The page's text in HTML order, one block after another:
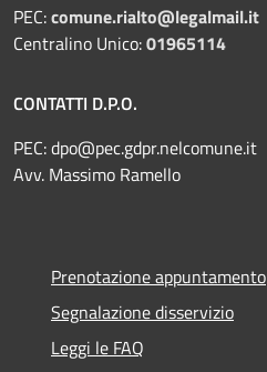
PEC:comune.rialto@legalmail.it
Centralino Unico:01965114
CONTATTI D.P.O.
PEC:dpo@pec.gdpr.nelcomune.it
Avv. Massimo Ramello
Prenotazione appuntamento
Segnalazione disservizio
Leggi le FAQ